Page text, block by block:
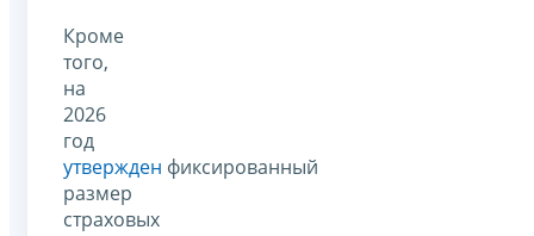
Кроме
того,
на
2026
год
утвержден фиксированный
размер
страховых